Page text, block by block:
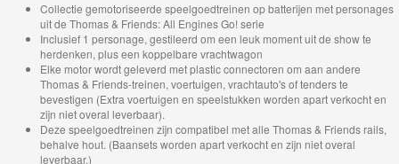
Thomas
Trackmaster
Push
Along
Thomas
Collectie gemotoriseerde speelgoedtreinen op batterijen met personages
uit de Thomas & Friends: All Engines Go! serie
Inclusief 1 personage, gestileerd om een leuk moment uit de show te
herdenken, plus een koppelbare vrachtwagon
Elke motor wordt geleverd met plastic connectoren om aan andere
Thomas & Friends-treinen, voertuigen, vrachtauto's of tenders te
bevestigen (Extra voertuigen en speelstukken worden apart verkocht en
zijn niet overal leverbaar).
Deze speelgoedtreinen zijn compatibel met alle Thomas & Friends rails,
behalve hout. (Baansets worden apart verkocht en zijn niet overal
leverbaar.)